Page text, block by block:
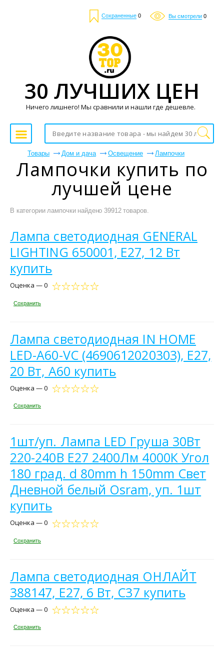
Сохраненные 0 Вы смотрели 0
Товары Дом и дача Освещение Лампочки
Лампочки купить по
лучшей цене
В категории лампочки найдено 39912 товаров.
Лампа светодиодная GENERAL
LIGHTING 650001, E27, 12 Вт
купить
Оценка — 0
Сохранить
Лампа светодиодная IN HOME
LED-A60-VC (4690612020303), E27,
20 Вт, A60 купить
Оценка — 0
Сохранить
1шт/уп. Лампа LED Груша 30Вт
220-240В E27 2400Лм 4000К Угол
180 град. d 80mm h 150mm Свет
Дневной белый Osram, уп. 1шт
купить
Оценка — 0
Сохранить
Лампа светодиодная ОНЛАЙТ
388147, E27, 6 Вт, C37 купить
Оценка — 0
Сохранить
30 ЛУЧШИХ ЦЕН
Ничего лишнего! Мы сравнили и нашли где дешевле.